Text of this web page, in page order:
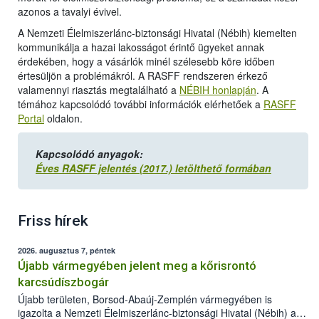
azonos a tavalyi évivel.
A Nemzeti Élelmiszerlánc-biztonsági Hivatal (Nébih) kiemelten
kommunikálja a hazai lakosságot érintő ügyeket annak
érdekében, hogy a vásárlók minél szélesebb köre időben
értesüljön a problémákról. A RASFF rendszeren érkező
valamennyi riasztás megtalálható a NÉBIH honlapján. A
témához kapcsolódó további információk elérhetőek a RASFF
Portal oldalon.
Kapcsolódó anyagok:
Éves RASFF jelentés (2017.) letölthető formában
Friss hírek
2026. augusztus 7, péntek
Újabb vármegyében jelent meg a kőrisrontó
karcsúdíszbogár
Újabb területen, Borsod-Abaúj-Zemplén vármegyében is
igazolta a Nemzeti Élelmiszerlánc-biztonsági Hivatal (Nébih) a